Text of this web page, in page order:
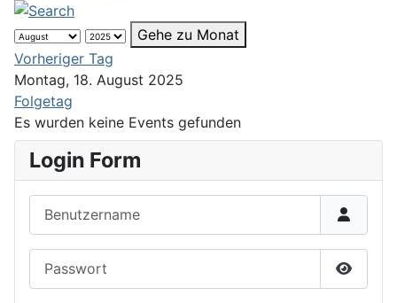
Gehe zu Monat
Vorheriger Tag
Montag, 18. August 2025
Folgetag
Es wurden keine Events gefunden
Login Form